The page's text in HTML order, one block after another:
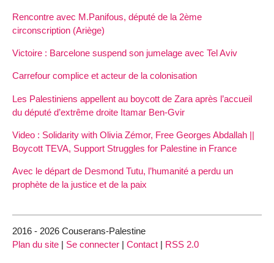
Rencontre avec M.Panifous, député de la 2ème
circonscription (Ariège)
Victoire : Barcelone suspend son jumelage avec Tel Aviv
Carrefour complice et acteur de la colonisation
Les Palestiniens appellent au boycott de Zara après l’accueil
du député d’extrême droite Itamar Ben-Gvir
Video : Solidarity with Olivia Zémor, Free Georges Abdallah ||
Boycott TEVA, Support Struggles for Palestine in France
Avec le départ de Desmond Tutu, l’humanité a perdu un
prophète de la justice et de la paix
2016 - 2026 Couserans-Palestine
Plan du site | Se connecter | Contact | RSS 2.0